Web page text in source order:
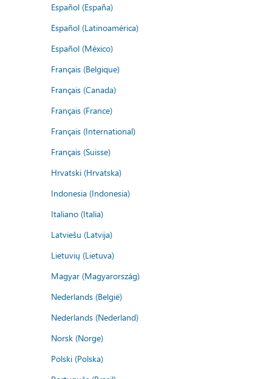
Español (España)
Español (Latinoamérica)
Español (México)
Français (Belgique)
Français (Canada)
Français (France)
Français (International)
Français (Suisse)
Hrvatski (Hrvatska)
Indonesia (Indonesia)
Italiano (Italia)
Latviešu (Latvija)
Lietuvių (Lietuva)
Magyar (Magyarország)
Nederlands (België)
Nederlands (Nederland)
Norsk (Norge)
Polski (Polska)